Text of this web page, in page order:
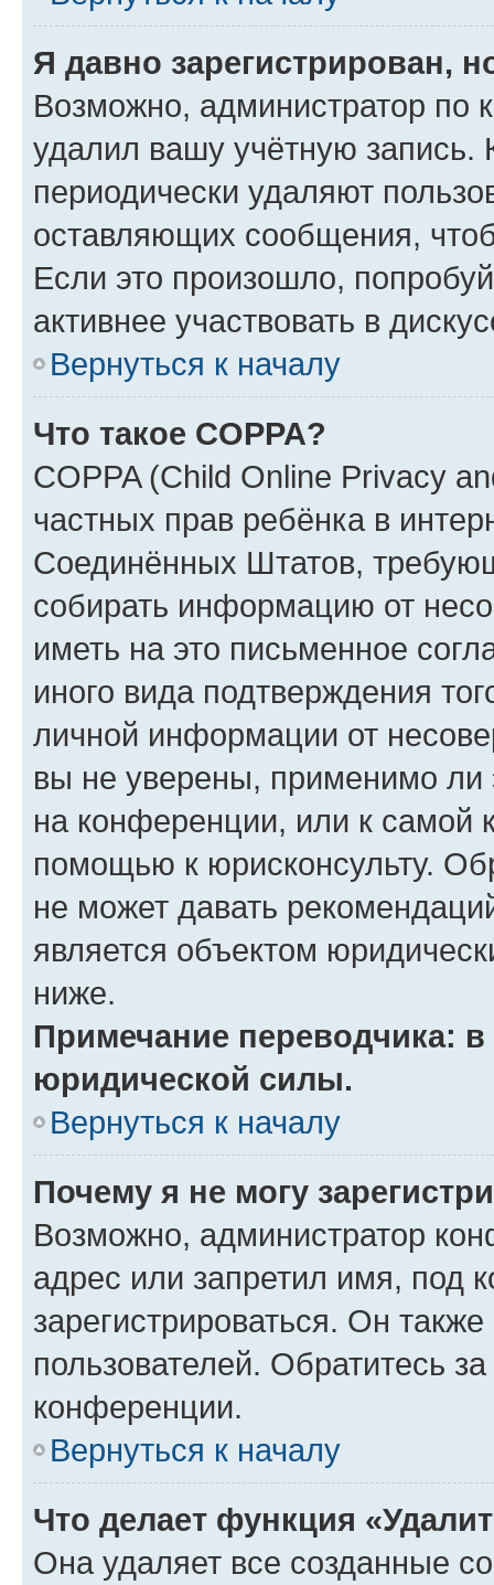
Я давно зарегистрирован,
Возможно, администратор по
удалил вашу учётную запись.
периодически удаляют
оставляющих сообщения,
Если это произошло,
активнее участвовать в
Вернуться к началу
Что такое COPPA?
COPPA (Child Online Privacy
частных прав ребёнка в
Соединённых Штатов,
собирать информацию от
иметь на это письменное
иного вида подтверждения
личной информации от
вы не уверены, применимо ли
на конференции, или к самой
помощью к юрисконсульту.
не может давать
является объектом
ниже.
Примечание переводчика:
юридической силы.
Вернуться к началу
Почему я не могу
Возможно, администратор
адрес или запретил имя, под
зарегистрироваться. Он
пользователей. Обратитесь
конференции.
Вернуться к началу
Что делает функция
Она удаляет все созданные